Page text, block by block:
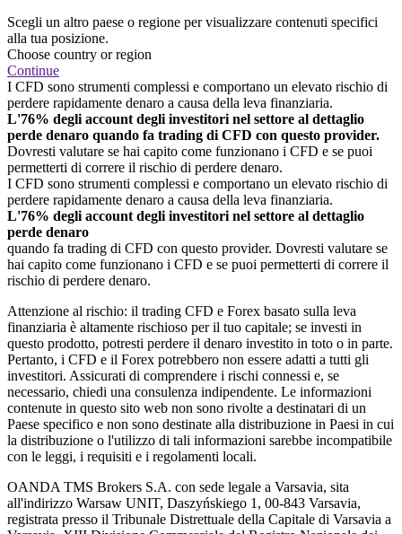
Scegli un altro paese o regione per visualizzare contenuti specifici
alla tua posizione.
Choose country or region
Continue
I CFD sono strumenti complessi e comportano un elevato rischio di
perdere rapidamente denaro a causa della leva finanziaria.
L'76% degli account degli investitori nel settore al dettaglio
perde denaro quando fa trading di CFD con questo provider.
Dovresti valutare se hai capito come funzionano i CFD e se puoi
permetterti di correre il rischio di perdere denaro.
I CFD sono strumenti complessi e comportano un elevato rischio di
perdere rapidamente denaro a causa della leva finanziaria.
L'76% degli account degli investitori nel settore al dettaglio
perde denaro
quando fa trading di CFD con questo provider. Dovresti valutare se
hai capito come funzionano i CFD e se puoi permetterti di correre il
rischio di perdere denaro.
Attenzione al rischio: il trading CFD e Forex basato sulla leva
finanziaria è altamente rischioso per il tuo capitale; se investi in
questo prodotto, potresti perdere il denaro investito in toto o in parte.
Pertanto, i CFD e il Forex potrebbero non essere adatti a tutti gli
investitori. Assicurati di comprendere i rischi connessi e, se
necessario, chiedi una consulenza indipendente. Le informazioni
contenute in questo sito web non sono rivolte a destinatari di un
Paese specifico e non sono destinate alla distribuzione in Paesi in cui
la distribuzione o l'utilizzo di tali informazioni sarebbe incompatibile
con le leggi, i requisiti e i regolamenti locali.
OANDA TMS Brokers S.A. con sede legale a Varsavia, sita
all'indirizzo Warsaw UNIT, Daszyńskiego 1, 00-843 Varsavia,
registrata presso il Tribunale Distrettuale della Capitale di Varsavia a